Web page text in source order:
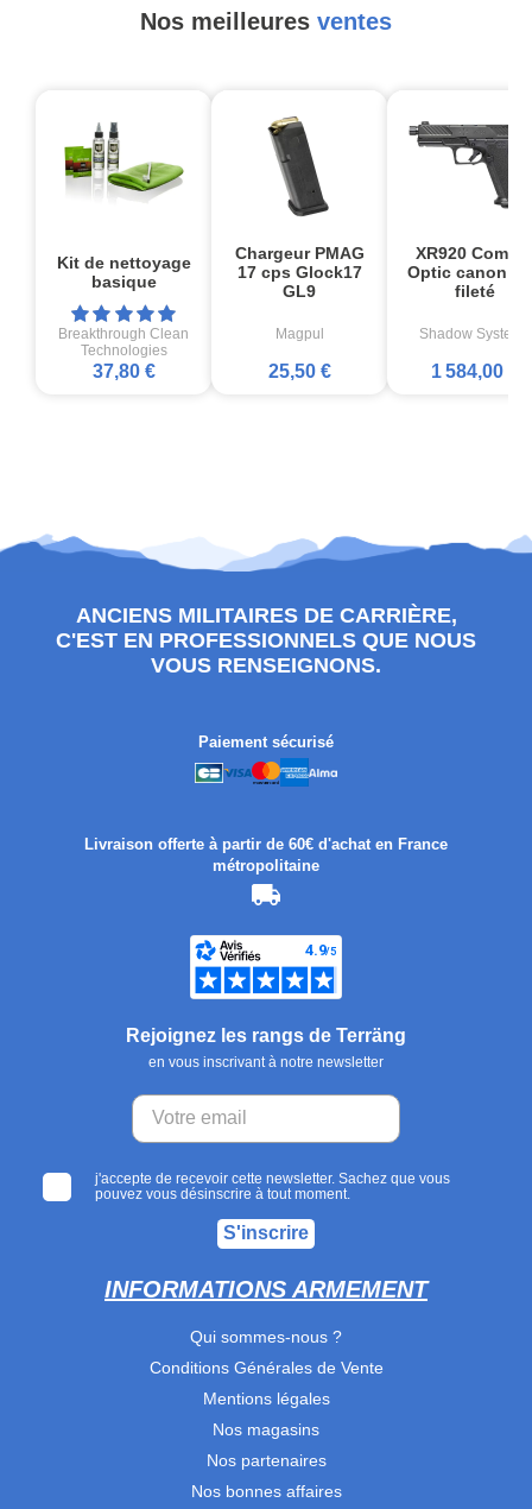
Nos meilleures ventes
Kit de nettoyage
basique
Breakthrough Clean
Technologies
37,80 €
Chargeur PMAG
17 cps Glock17
GL9
Magpul
25,50 €
XR920
Optic canon
fileté
Shadow Systems
1 584,00 €
ANCIENS MILITAIRES DE CARRIÈRE,
C'EST EN PROFESSIONNELS QUE NOUS
VOUS RENSEIGNONS.
Paiement sécurisé
Livraison offerte à partir de 60€ d'achat en France
métropolitaine
Rejoignez les rangs de Terräng
en vous inscrivant à notre newsletter
j'accepte de recevoir cette newsletter. Sachez que vous
pouvez vous désinscrire à tout moment.
S'inscrire
INFORMATIONS ARMEMENT
Qui sommes-nous ?
Conditions Générales de Vente
Mentions légales
Nos magasins
Nos partenaires
Nos bonnes affaires